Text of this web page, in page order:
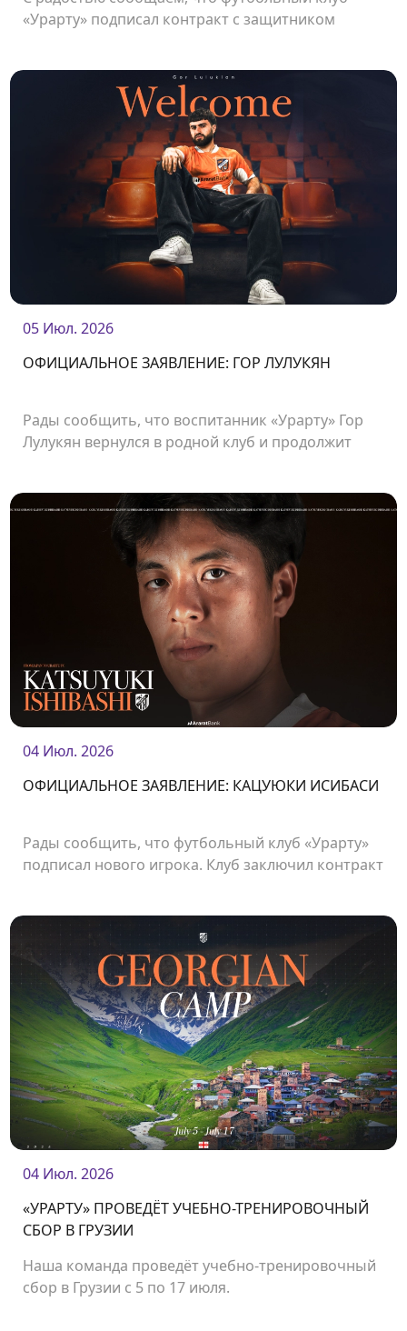
«Урарту» подписал контракт с защитником
05 Июл. 2026
ОФИЦИАЛЬНОЕ ЗАЯВЛЕНИЕ: ГОР ЛУЛУКЯН
Рады сообщить, что воспитанник «Урарту» Гор
Лулукян вернулся в родной клуб и продолжит
04 Июл. 2026
ОФИЦИАЛЬНОЕ ЗАЯВЛЕНИЕ: КАЦУЮКИ ИСИБАСИ
Рады сообщить, что футбольный клуб «Урарту»
подписал нового игрока. Клуб заключил контракт
04 Июл. 2026
«УРАРТУ» ПРОВЕДЁТ УЧЕБНО-ТРЕНИРОВОЧНЫЙ
СБОР В ГРУЗИИ
Наша команда проведёт учебно-тренировочный
сбор в Грузии с 5 по 17 июля.